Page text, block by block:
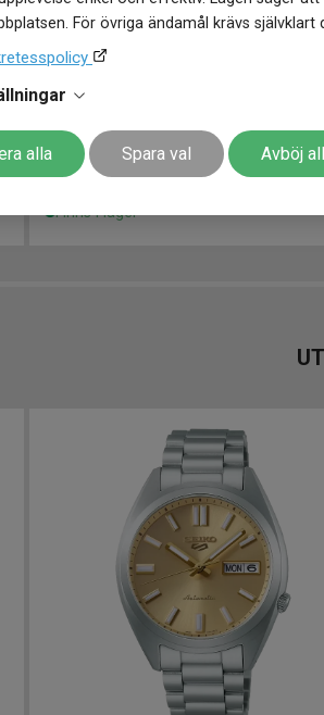
För övriga ändamål krävs självklart
alla Spara val Avböj
Classic 41mm
26 700 kr
Finns i lager